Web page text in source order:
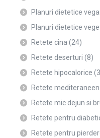
Planuri dietetice
Planuri dietetice
Retete cina (24)
Retete deserturi (8)
Retete hipocalorice
Retete
Retete mic dejun si
Retete pentru
Retete pentru